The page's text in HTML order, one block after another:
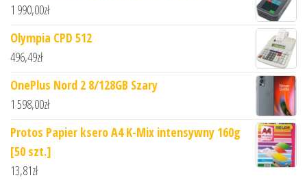
1 990,00zł
Olympia CPD 512
496,49zł
OnePlus Nord 2 8/128GB Szary
1 598,00zł
Protos Papier ksero A4 K-Mix intensywny 160g
[50 szt.]
13,81zł